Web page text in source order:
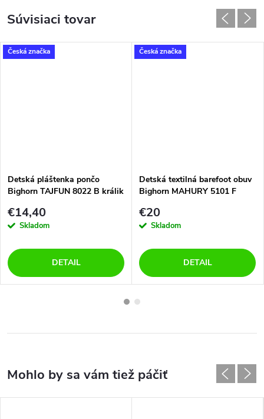
Súvisiaci tovar
Česká značka
Detská pláštenka pončo
Bighorn TAJFUN 8022 B králik
€14,40
Skladom
DETAIL
Česká značka
Detská textilná barefoot obuv
Bighorn MAHURY 5101 F
€20
Skladom
DETAIL